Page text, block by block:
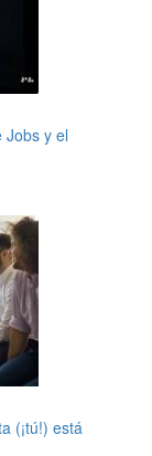
Jobs y el
(¡tú!) está